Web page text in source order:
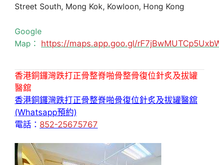
Street South, Mong Kok, Kowloon, Hong Kong
Google
Map： https://maps.app.goo.gl/
香港銅鑼灣跌打正骨整脊啪骨整骨復位針炙及拔罐
醫舘
香港銅鑼灣跌打正骨整脊啪骨復位針炙及拔罐醫舘
(Whatsapp預約)
電話： 852-25675767